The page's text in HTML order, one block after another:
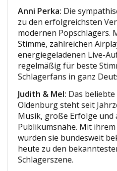
Anni Perka: Die
zu den erfolgreichsten
modernen Popschlagers.
Stimme, zahlreichen
energiegeladenen Live-
regelmäßig für beste
Schlagerfans in ganz
Judith & Mel: Das
Oldenburg steht seit
Musik, große Erfolge und
Publikumsnähe. Mit
wurden sie bundesweit
heute zu den
Schlagerszene.